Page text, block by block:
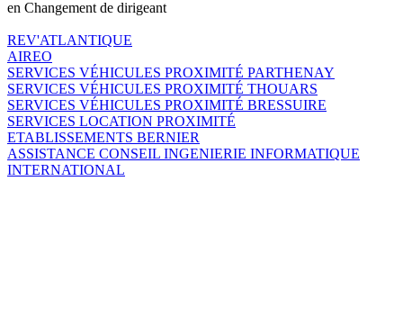
en Changement de dirigeant
REV'ATLANTIQUE
AIREO
SERVICES VÉHICULES PROXIMITÉ PARTHENAY
SERVICES VÉHICULES PROXIMITÉ THOUARS
SERVICES VÉHICULES PROXIMITÉ BRESSUIRE
SERVICES LOCATION PROXIMITÉ
ETABLISSEMENTS BERNIER
ASSISTANCE CONSEIL INGENIERIE INFORMATIQUE
INTERNATIONAL